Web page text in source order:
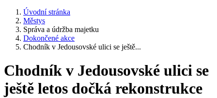
Úvodní stránka
Městys
Správa a údržba majetku
Dokončené akce
Chodník v Jedousovské ulici se ještě...
Chodník v Jedousovské ulici se
ještě letos dočká rekonstrukce